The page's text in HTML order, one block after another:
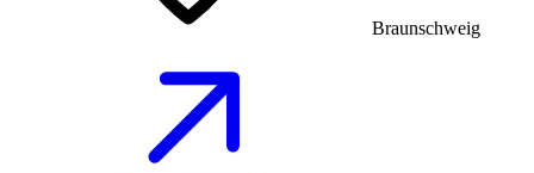
Braunschweig